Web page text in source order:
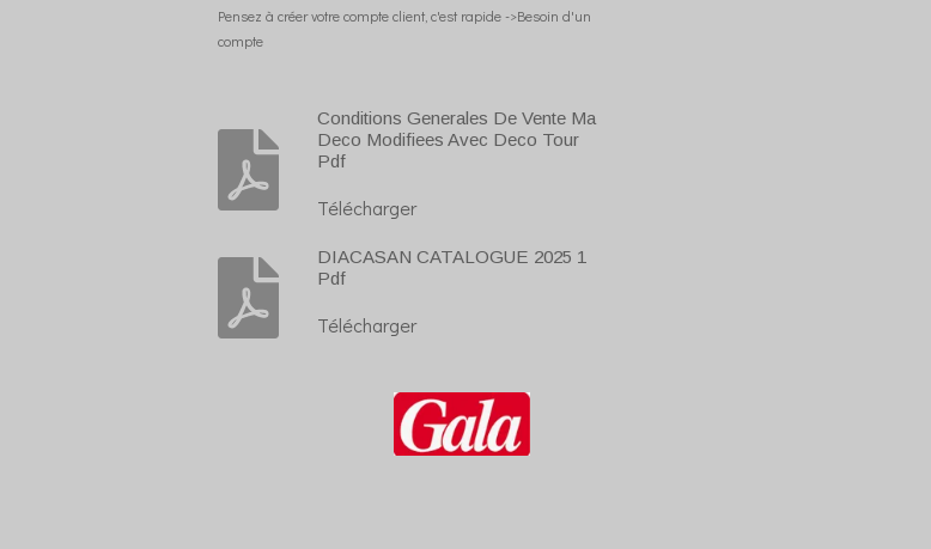
Pensez à créer votre compte client, c'est rapide ->Besoin d'un
compte
Conditions Generales De Vente Ma
Deco Modifiees Avec Deco Tour
Pdf
Télécharger
DIACASAN CATALOGUE 2025 1
Pdf
Télécharger